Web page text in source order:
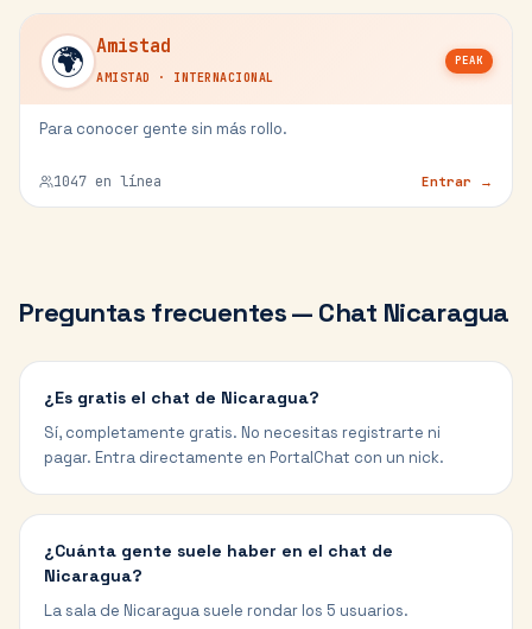
🌍 Amistad
AMISTAD · INTERNACIONAL
PEAK
Para conocer gente sin más rollo.
1047 en línea Entrar →
Preguntas frecuentes — Chat Nicaragua
¿Es gratis el chat de Nicaragua?
Sí, completamente gratis. No necesitas registrarte ni
pagar. Entra directamente en PortalChat con un nick.
¿Cuánta gente suele haber en el chat de
Nicaragua?
La sala de Nicaragua suele rondar los 5 usuarios.